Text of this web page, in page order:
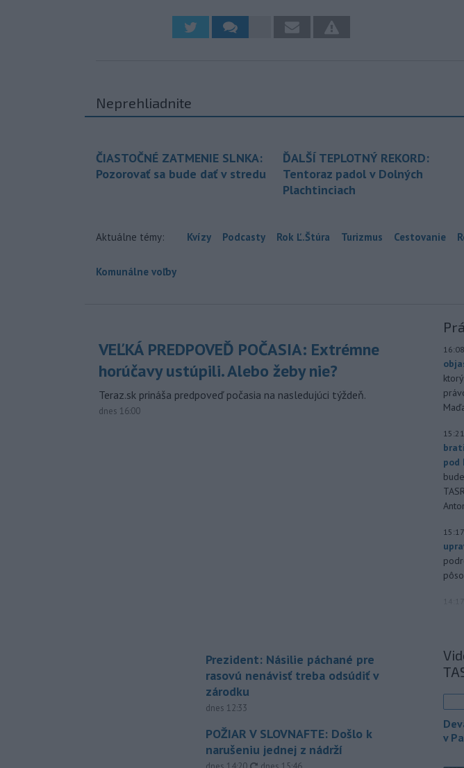
Neprehliadnite
ČIASTOČNÉ ZATMENIE SLNKA:
Pozorovať sa bude dať v stredu
ĎALŠÍ TEPLOTNÝ REKORD:
Tentoraz padol v Dolných
Plachtinciach
Aktuálne témy: Kvízy Podcasty Rok Ľ.Štúra Turizmus Cestovanie
Komunálne voľby
VEĽKÁ PREDPOVEĎ POČASIA: Extrémne
horúčavy ustúpili. Alebo žeby nie?
Teraz.sk prináša predpoveď počasia na nasledujúci týždeň.
dnes 16:00
Prezident: Násilie páchané pre
rasovú nenávisť treba odsúdiť v
zárodku
dnes 12:33
POŽIAR V SLOVNAFTE: Došlo k
narušeniu jednej z nádrží
aktualizované
16:08
15:21
pod
15:17
na
v